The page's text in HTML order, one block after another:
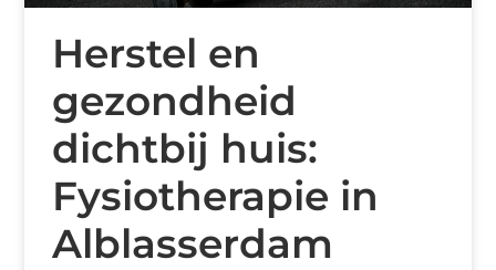
Herstel en
gezondheid
dichtbij huis:
Fysiotherapie in
Alblasserdam